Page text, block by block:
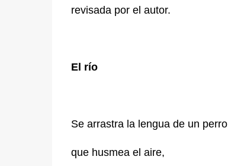
revisada por el autor.
El río
Se arrastra la lengua de un perro
que husmea el aire,